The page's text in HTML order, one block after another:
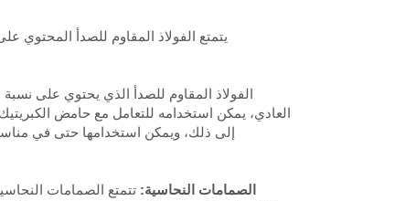
يتمتع الفولاذ المقاوم للصدأ المحتوي
العادي، يمكن استخدامه للتعامل مع حامض
إلى ذلك، ويمكن استخدامها حتى في
4، الصمامات النحاسية: تتمتع الصمامات